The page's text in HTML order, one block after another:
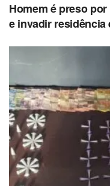
Homem é preso
e invadir residência